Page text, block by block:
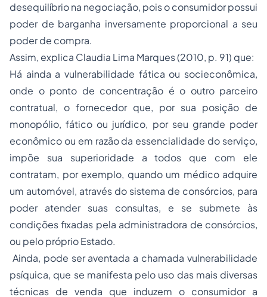
desequilíbrio na negociação, pois o consumidor possui
poder de barganha inversamente proporcional a seu
poder de compra.
Assim, explica Claudia Lima Marques (2010, p. 91) que:
Há ainda a vulnerabilidade fática ou socieconômica,
onde o ponto de concentração é o outro parceiro
contratual, o fornecedor que, por sua posição de
monopólio, fático ou jurídico, por seu grande poder
econômico ou em razão da essencialidade do serviço,
impõe sua superioridade a todos que com ele
contratam, por exemplo, quando um médico adquire
um automóvel, através do sistema de consórcios, para
poder atender suas consultas, e se submete às
condições fixadas pela administradora de consórcios,
ou pelo próprio Estado.
Ainda, pode ser aventada a chamada vulnerabilidade
psíquica, que se manifesta pelo uso das mais diversas
técnicas de venda que induzem o consumidor a